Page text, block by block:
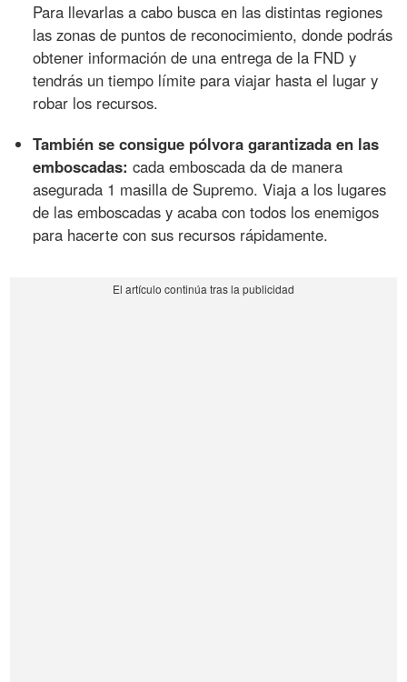
Para llevarlas a cabo busca en las distintas regiones
las zonas de puntos de reconocimiento, donde podrás
obtener información de una entrega de la FND y
tendrás un tiempo límite para viajar hasta el lugar y
robar los recursos.
También se consigue pólvora garantizada en las
emboscadas: cada emboscada da de manera
asegurada 1 masilla de Supremo. Viaja a los lugares
de las emboscadas y acaba con todos los enemigos
para hacerte con sus recursos rápidamente.